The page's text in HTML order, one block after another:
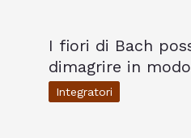
I fiori di Bach
dimagrire in
Integratori